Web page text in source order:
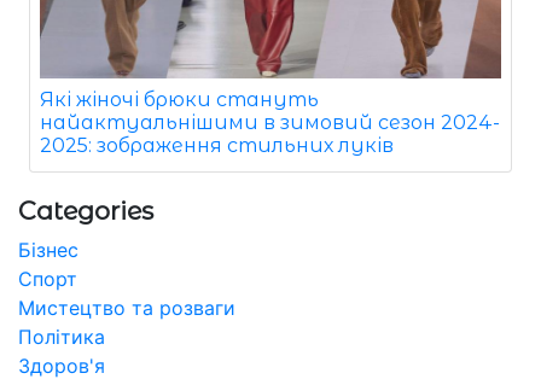
Які жіночі брюки стануть
найактуальнішими в зимовий сезон 2024-
2025: зображення стильних луків
Categories
Бізнес
Спорт
Мистецтво та розваги
Політика
Здоров'я